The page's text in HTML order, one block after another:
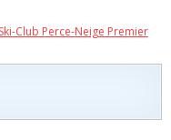
Club Perce-Neige Premier